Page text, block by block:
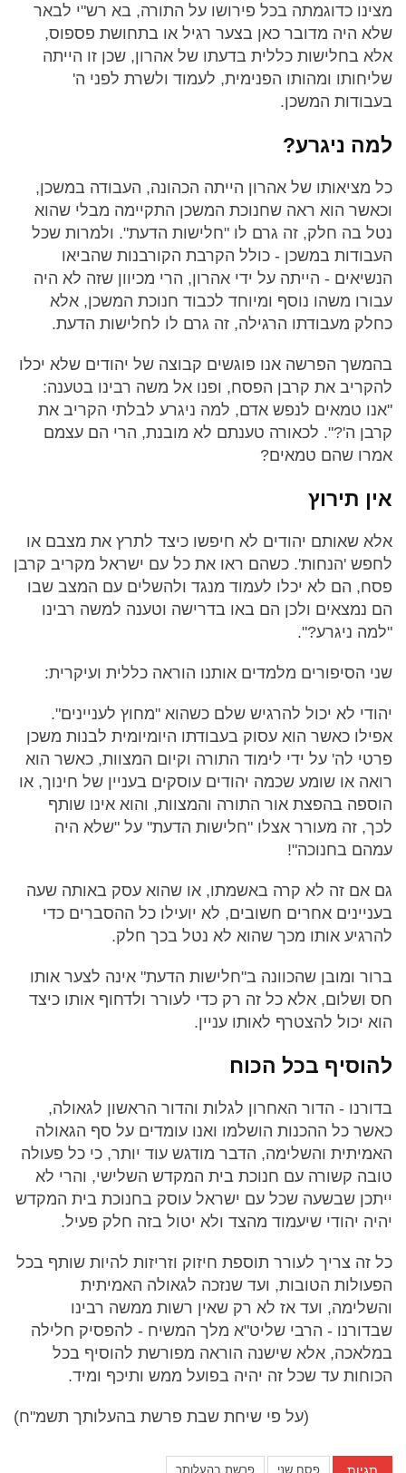
מצינו כדוגמתה בכל פירושו על התורה, בא רש"י לבאר
שלא היה מדובר כאן בצער רגיל או בתחושת פספוס,
אלא בחלישות כללית בדעתו של אהרון, שכן זו הייתה
שליחותו ומהותו הפנימית, לעמוד ולשרת לפני ה'
בעבודות המשכן.
למה ניגרע?
כל מציאותו של אהרון הייתה הכהונה, העבודה במשכן,
וכאשר הוא ראה שחנוכת המשכן התקיימה מבלי שהוא
נטל בה חלק, זה גרם לו "חלישות הדעת". ולמרות שכל
העבודות במשכן - כולל הקרבת הקורבנות שהביאו
הנשיאים - הייתה על ידי אהרון, הרי מכיוון שזה לא היה
עבורו משהו נוסף ומיוחד לכבוד חנוכת המשכן, אלא
כחלק מעבודתו הרגילה, זה גרם לו לחלישות הדעת.
בהמשך הפרשה אנו פוגשים קבוצה של יהודים שלא יכלו
להקריב את קרבן הפסח, ופנו אל משה רבינו בטענה:
"אנו טמאים לנפש אדם, למה ניגרע לבלתי הקריב את
קרבן ה'?". לכאורה טענתם לא מובנת, הרי הם עצמם
אמרו שהם טמאים?
אין תירוץ
אלא שאותם יהודים לא חיפשו כיצד לתרץ את מצבם או
לחפש 'הנחות'. כשהם ראו את כל עם ישראל מקריב קרבן
פסח, הם לא יכלו לעמוד מנגד ולהשלים עם המצב שבו
הם נמצאים ולכן הם באו בדרישה וטענה למשה רבינו
"למה ניגרע?".
שני הסיפורים מלמדים אותנו הוראה כללית ועיקרית:
יהודי לא יכול להרגיש שלם כשהוא "מחוץ לעניינים".
אפילו כאשר הוא עסוק בעבודתו היומיומית לבנות משכן
פרטי לה' על ידי לימוד התורה וקיום המצוות, כאשר הוא
רואה או שומע שכמה יהודים עוסקים בעניין של חינוך, או
הוספה בהפצת אור התורה והמצוות, והוא אינו שותף
לכך, זה מעורר אצלו "חלישות הדעת" על "שלא היה
עמהם בחנוכה"!
גם אם זה לא קרה באשמתו, או שהוא עסק באותה שעה
בעניינים אחרים חשובים, לא יועילו כל ההסברים כדי
להרגיע אותו מכך שהוא לא נטל בכך חלק.
ברור ומובן שהכוונה ב"חלישות הדעת" אינה לצער אותו
חס ושלום, אלא כל זה רק כדי לעורר ולדחוף אותו כיצד
הוא יכול להצטרף לאותו עניין.
להוסיף בכל הכוח
בדורנו - הדור האחרון לגלות והדור הראשון לגאולה,
כאשר כל ההכנות הושלמו ואנו עומדים על סף הגאולה
האמיתית והשלימה, הדבר מודגש עוד יותר, כי כל פעולה
טובה קשורה עם חנוכת בית המקדש השלישי, והרי לא
ייתכן שבשעה שכל עם ישראל עוסק בחנוכת בית המקדש
יהיה יהודי שיעמוד מהצד ולא יטול בזה חלק פעיל.
כל זה צריך לעורר תוספת חיזוק וזריזות להיות שותף בכל
הפעולות הטובות, ועד שנזכה לגאולה האמיתית
והשלימה, ועד אז לא רק שאין רשות ממשה רבינו
שבדורנו - הרבי שליט"א מלך המשיח - להפסיק חלילה
במלאכה, אלא שישנה הוראה מפורשת להוסיף בכל
הכוחות עד שכל זה יהיה בפועל ממש ותיכף ומיד.
(על פי שיחת שבת פרשת בהעלותך תשמ"ח)
תגיות פסח שני פרשת בהעלותך